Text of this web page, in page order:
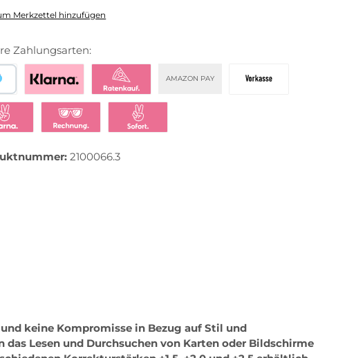
Merkzettel hinzufügen
Zahlungsarten:
AMAZON PAY
Bezahlen mit KlarnaKlarna Ratenkauf
2100066.3
keine Kompromisse in Bezug auf Stil und
Lesen und Durchsuchen von Karten oder Bildschirme